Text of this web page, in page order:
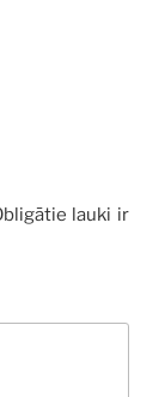
lauki ir